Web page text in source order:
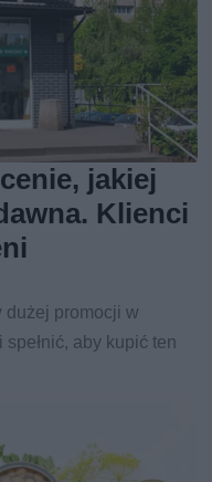
jakiej
Klienci
dużej promocji w
aby kupić ten